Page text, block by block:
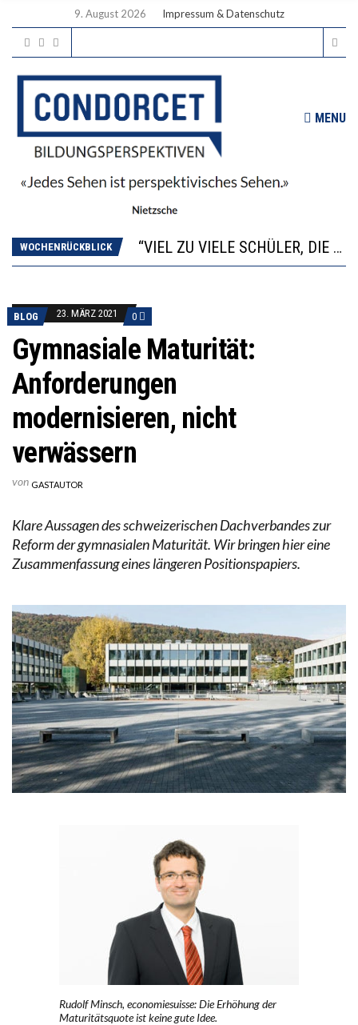
9. August 2026 Impressum & Datenschutz
MENU
WOCHENRÜCKBLICK
DIE GANZE HILFLOSIGKEIT DES BILDUNGSBÜRGERTUMS
WORAUS WÄCHST, WAS KINDER TRÄGT
BLOG 23. MÄRZ 2021 0
Gymnasiale Maturität:
Anforderungen
modernisieren, nicht
verwässern
von GASTAUTOR
Klare Aussagen des schweizerischen Dachverbandes zur
Reform der gymnasialen Maturität. Wir bringen hier eine
Zusammenfassung eines längeren Positionspapiers.
Rudolf Minsch, economiesuisse: Die Erhöhung der
Maturitätsquote ist keine gute Idee.